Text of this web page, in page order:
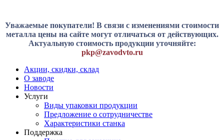
Уважаемые покупатели! В связи с изменениями стоимости
металла цены на сайте могут отличаться от действующих.
Актуальную стоимость продукции уточняйте:
pkp@zavodvto.ru
Акции, скидки, склад
О заводе
Новости
Услуги
Виды упаковки продукции
Предложение о сотрудничестве
Характеристики станка
Поддержка